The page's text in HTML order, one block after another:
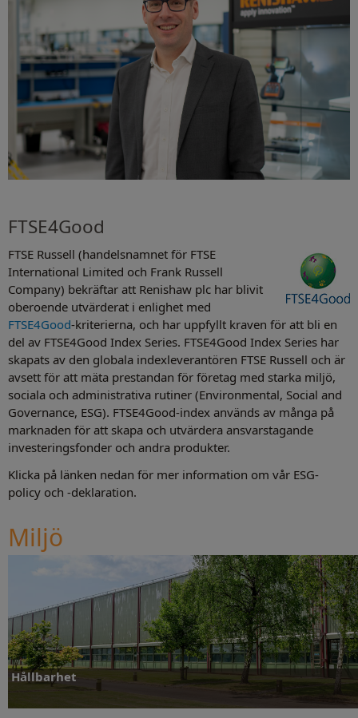
FTSE4Good
FTSE Russell (handelsnamnet för FTSE
International Limited och Frank Russell
Company) bekräftar att Renishaw plc har blivit
oberoende utvärderat i enlighet med
FTSE4Good-kriterierna, och har uppfyllt kraven för att bli en
del av FTSE4Good Index Series. FTSE4Good Index Series har
skapats av den globala indexleverantören FTSE Russell och är
avsett för att mäta prestandan för företag med starka miljö,
sociala och administrativa rutiner (Environmental, Social and
Governance, ESG). FTSE4Good-index används av många på
marknaden för att skapa och utvärdera ansvarstagande
investeringsfonder och andra produkter.
Klicka på länken nedan för mer information om vår ESG-
policy och -deklaration.
Miljö
Hållbarhet